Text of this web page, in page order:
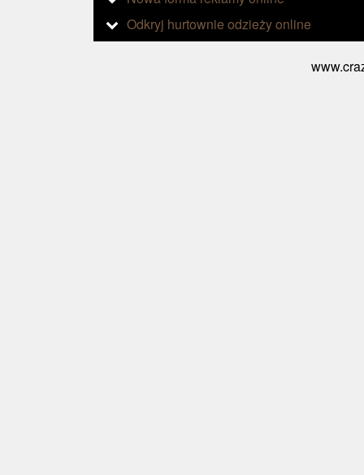
Odkryj hurtownie odzieży online